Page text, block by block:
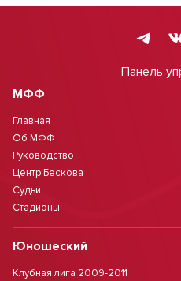
Панель
МФФ
Главная
Об МФФ
Руководство
Центр Бескова
Судьи
Стадионы
Юношеский
Клубная лига 2009-2011